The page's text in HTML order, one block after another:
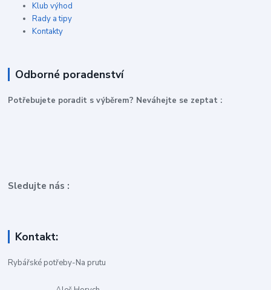
Klub výhod
Rady a tipy
Kontakty
Odborné poradenství
Potřebujete poradit s výběrem? Neváhejte se zeptat :
Sledujte nás :
Kontakt:
Rybářské potřeby-Na prutu